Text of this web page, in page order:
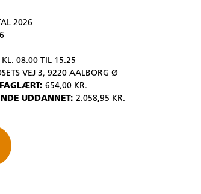
2026
KL. 08.00 TIL 15.25
VEJ 3, 9220 AALBORG Ø
654,00 KR.
UDDANNET: 2.058,95 KR.